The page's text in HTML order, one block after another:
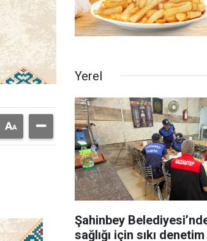
Yerel
Şahinbey
sağlığı için sıkı denetim